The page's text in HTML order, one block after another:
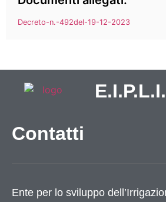
Decreto-n.-492del-19-12-2023
E.I.P.L.I.
Contatti
Ente per lo sviluppo